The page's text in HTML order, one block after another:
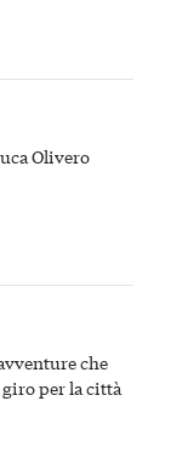
Olivero
che
per la città